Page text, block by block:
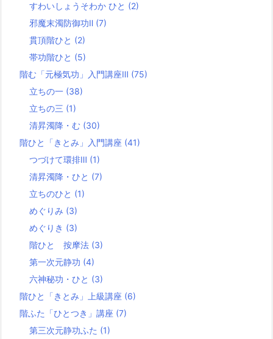
すわいしょうそわか ひと (2)
邪魔末濁防御功Ⅱ (7)
貫頂階ひと (2)
帯功階ひと (5)
階む「元極気功」入門講座Ⅲ (75)
立ちの一 (38)
立ちの三 (1)
清昇濁降・む (30)
階ひと「きとみ」入門講座 (41)
つづけて環排Ⅲ (1)
清昇濁降・ひと (7)
立ちのひと (1)
めぐりみ (3)
めぐりき (3)
階ひと 按摩法 (3)
第一次元静功 (4)
六神秘功・ひと (3)
階ひと「きとみ」上級講座 (6)
階ふた「ひとつき」講座 (7)
第三次元静功ふた (1)